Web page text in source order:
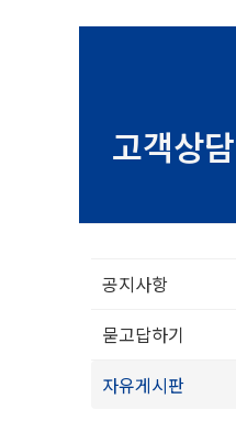
고객상담
공지사항
묻고답하기
자유게시판